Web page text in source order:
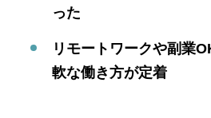
った
リモートワークや副業
軟な働き方が定着